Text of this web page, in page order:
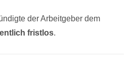
der Arbeitgeber dem
fristlos.